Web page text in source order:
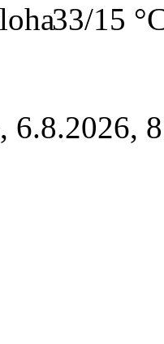
33/15
, 6.8.2026,